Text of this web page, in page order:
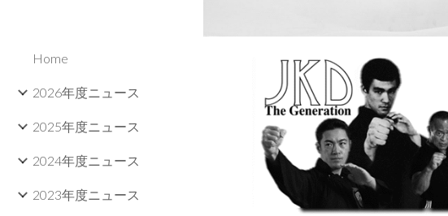
Home
2026年度ニュース
2025年度ニュース
2024年度ニュース
2023年度ニュース